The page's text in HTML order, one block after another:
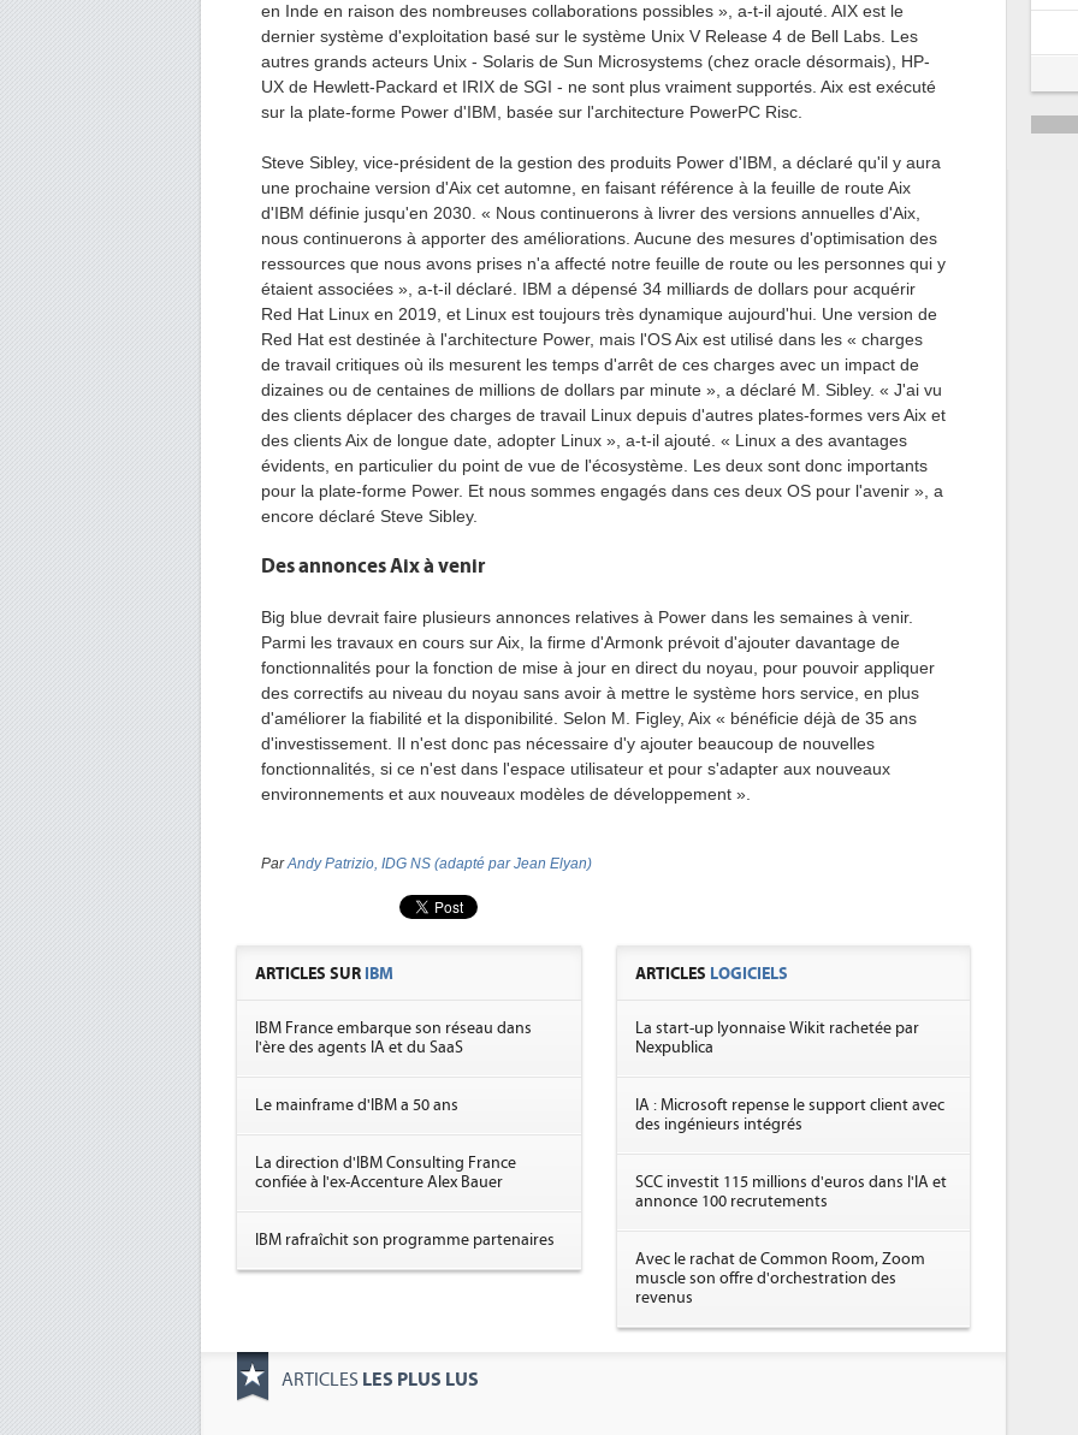
en Inde en raison des nombreuses collaborations possibles », a-t-il ajouté. AIX est le
dernier système d'exploitation basé sur le système Unix V Release 4 de Bell Labs. Les
autres grands acteurs Unix - Solaris de Sun Microsystems (chez oracle désormais), HP-
UX de Hewlett-Packard et IRIX de SGI - ne sont plus vraiment supportés. Aix est exécuté
sur la plate-forme Power d'IBM, basée sur l'architecture PowerPC Risc.
Steve Sibley, vice-président de la gestion des produits Power d'IBM, a déclaré qu'il y aura
une prochaine version d'Aix cet automne, en faisant référence à la feuille de route Aix
d'IBM définie jusqu'en 2030. « Nous continuerons à livrer des versions annuelles d'Aix,
nous continuerons à apporter des améliorations. Aucune des mesures d'optimisation des
ressources que nous avons prises n'a affecté notre feuille de route ou les personnes qui y
étaient associées », a-t-il déclaré. IBM a dépensé 34 milliards de dollars pour acquérir
Red Hat Linux en 2019, et Linux est toujours très dynamique aujourd'hui. Une version de
Red Hat est destinée à l'architecture Power, mais l'OS Aix est utilisé dans les « charges
de travail critiques où ils mesurent les temps d'arrêt de ces charges avec un impact de
dizaines ou de centaines de millions de dollars par minute », a déclaré M. Sibley. « J'ai vu
des clients déplacer des charges de travail Linux depuis d'autres plates-formes vers Aix et
des clients Aix de longue date, adopter Linux », a-t-il ajouté. « Linux a des avantages
évidents, en particulier du point de vue de l'écosystème. Les deux sont donc importants
pour la plate-forme Power. Et nous sommes engagés dans ces deux OS pour l'avenir », a
encore déclaré Steve Sibley.
Des annonces Aix à venir
Big blue devrait faire plusieurs annonces relatives à Power dans les semaines à venir.
Parmi les travaux en cours sur Aix, la firme d'Armonk prévoit d'ajouter davantage de
fonctionnalités pour la fonction de mise à jour en direct du noyau, pour pouvoir appliquer
des correctifs au niveau du noyau sans avoir à mettre le système hors service, en plus
d'améliorer la fiabilité et la disponibilité. Selon M. Figley, Aix « bénéficie déjà de 35 ans
d'investissement. Il n'est donc pas nécessaire d'y ajouter beaucoup de nouvelles
fonctionnalités, si ce n'est dans l'espace utilisateur et pour s'adapter aux nouveaux
environnements et aux nouveaux modèles de développement ».
ParAndy Patrizio, IDG NS (adapté par Jean Elyan)
ARTICLES SUR IBM
IBM France embarque son réseau dans
l'ère des agents IA et du SaaS
Le mainframe d'IBM a 50 ans
La direction d'IBM Consulting France
confiée à l'ex-Accenture Alex Bauer
IBM rafraîchit son programme partenaires
ARTICLES LOGICIELS
La start-up lyonnaise Wikit rachetée par
Nexpublica
IA : Microsoft repense le support client avec
des ingénieurs intégrés
SCC investit 115 millions d'euros dans l'IA et
annonce 100 recrutements
Avec le rachat de Common Room, Zoom
muscle son offre d'orchestration des
revenus
ARTICLES LES PLUS LUS
Une IA de confiance pour une IA
plus sûre ?